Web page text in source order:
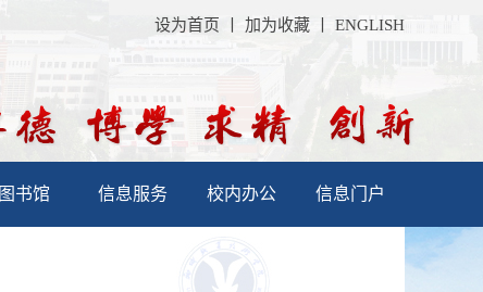
设为首页 加为收藏 ENGLISH
图书馆 信息服务 校内办公 信息门户